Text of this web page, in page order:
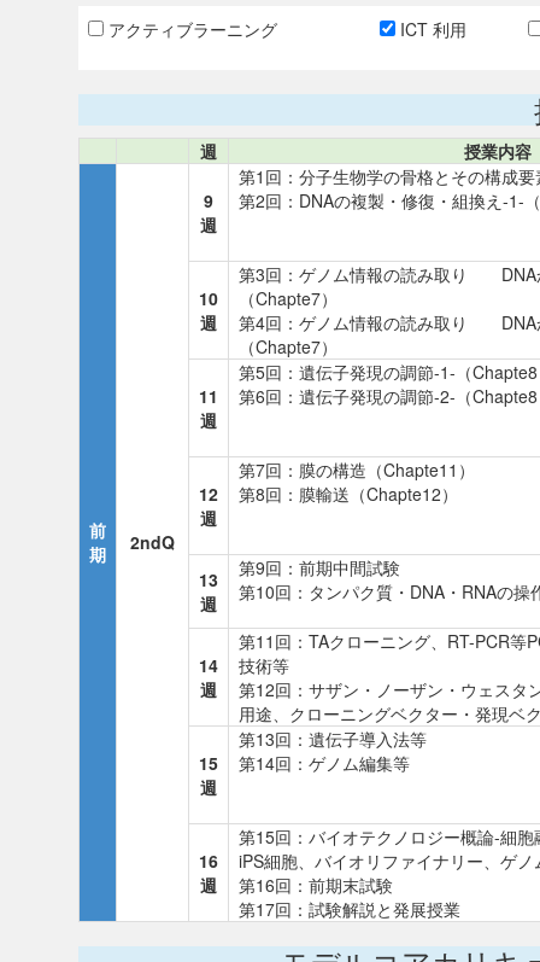
アクティブラーニング ICT 利用
週 授業内容
前
期
2ndQ
9
週
第1回：分子生物学の骨格とその構成
第2回：DNAの複製・修復・組換え-1-
10
週
第3回：ゲノム情報の読み取り DNA
（Chapte7）
第4回：ゲノム情報の読み取り DNA
（Chapte7）
11
週
第5回：遺伝子発現の調節-1-（
第6回：遺伝子発現の調節-2-（
12
週
第7回：膜の構造（Chapte11）
第8回：膜輸送（Chapte12）
13
週
第9回：前期中間試験
第10回：タンパク質・DNA・RNAの操
14
週
第11回：TAクローニング、RT-PCR等
技術等
第12回：サザン・ノーザン・ウェスタ
用途、クローニングベクター・発現ベ
15
週
第13回：遺伝子導入法等
第14回：ゲノム編集等
16
週
第15回：バイオテクノロジー概論-細
iPS細胞、バイオリファイナリー、ゲ
第16回：前期末試験
第17回：試験解説と発展授業